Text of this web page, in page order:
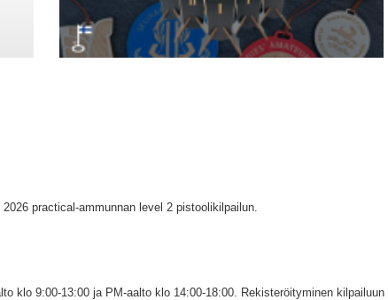
practical-ammunnan level 2 pistoolikilpailun.
klo 9:00-13:00 ja PM-aalto klo 14:00-18:00. Rekisteröityminen